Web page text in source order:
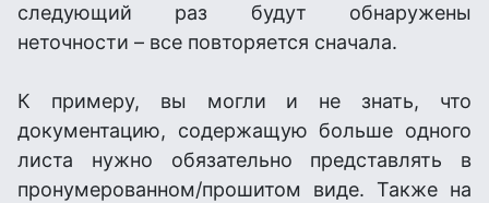
следующий раз будут обнаружены
неточности – все повторяется сначала.
К примеру, вы могли и не знать, что
документацию, содержащую больше одного
листа нужно обязательно представлять в
пронумерованном/прошитом виде. Также на